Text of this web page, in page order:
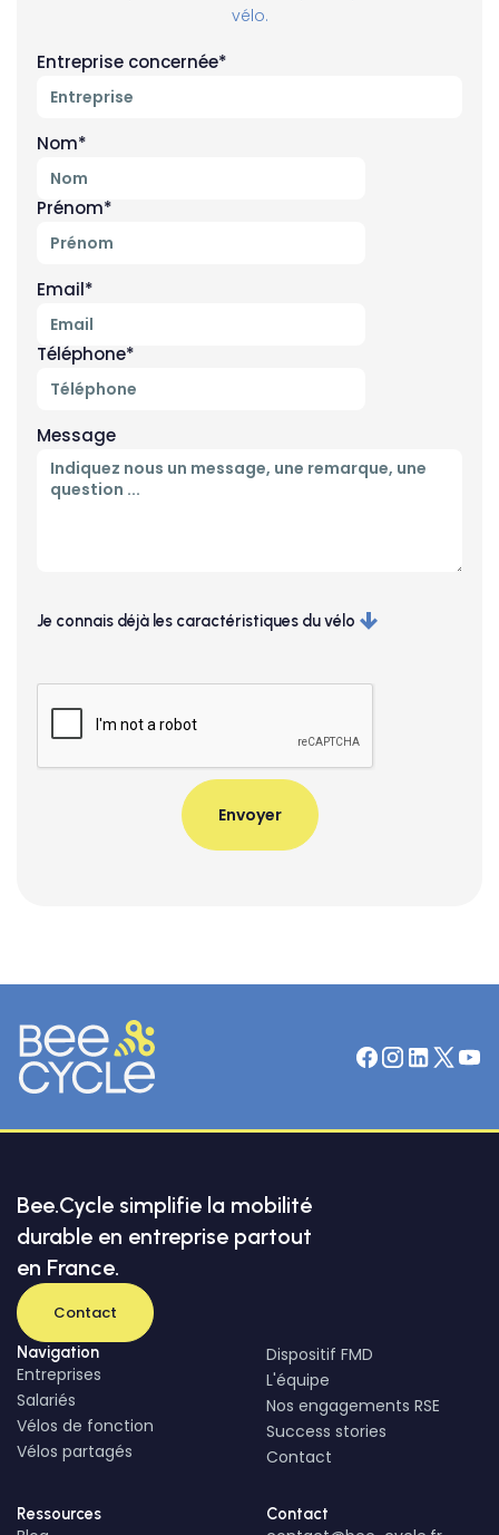
vélo.
Entreprise concernée*
Nom*
Prénom*
Email*
Téléphone*
Message
Je connais déjà les caractéristiques du vélo
Couleur
(en cas d'achat uniquement)
Bee.Cycle simplifie la mobilité
durable en entreprise partout
en France.
Contact
Navigation
Entreprises
Salariés
Vélos de fonction
Vélos partagés
Dispositif FMD
L'équipe
Nos engagements RSE
Success stories
Contact
Ressources Contact